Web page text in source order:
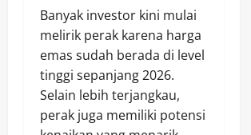
Banyak investor kini mulai
melirik perak karena harga
emas sudah berada di level
tinggi sepanjang 2026.
Selain lebih terjangkau,
perak juga memiliki potensi